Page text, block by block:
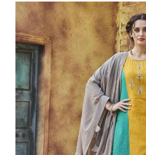
Passer
à
la
fin
de
la
galerie
d’images